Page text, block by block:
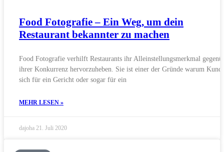
Food Fotografie – Ein Weg, um dein
Restaurant bekannter zu machen
Food Fotografie verhilft Restaurants ihr Alleinstellungsmerkmal
ihrer Konkurrenz hervorzuheben. Sie ist einer der Gründe warum
sich für ein Gericht oder sogar für ein
MEHR LESEN »
dajoha 21. Juli 2020